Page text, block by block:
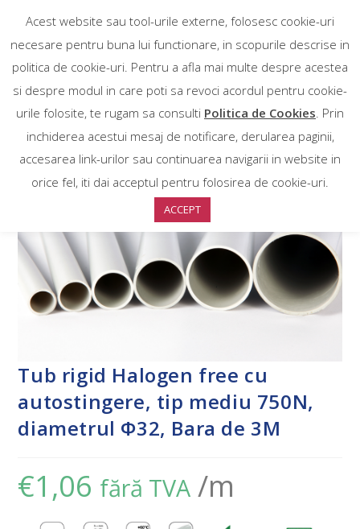
Tub rigid Halogen free cu
autostingere, tip mediu 750N,
diametrul Φ32, Bara de 3M
€1,06 fără TVA /m
Acest website sau tool-urile externe, folosesc cookie-uri
necesare pentru buna lui functionare, in scopurile descrise in
politica de cookie-uri. Pentru a afla mai multe despre acestea
si despre modul in care poti sa revoci acordul pentru cookie-
urile folosite, te rugam sa consulti Politica de Cookies. Prin
inchiderea acestui mesaj de notificare, derularea paginii,
accesarea link-urilor sau continuarea navigarii in website in
orice fel, iti dai acceptul pentru folosirea de cookie-uri.
ACCEPT